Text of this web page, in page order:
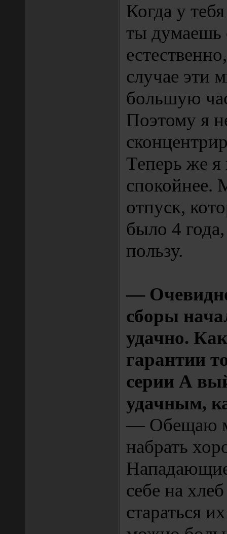
Когда у
ты думаешь
случае эти
большую
Поэтому я
Теперь же я
спокойнее.
отпуск,
было 4
пользу.
—
сборы
удачно.
гарантии
серии А
удачным,
— Обещаю
набрать
себе на
стараться